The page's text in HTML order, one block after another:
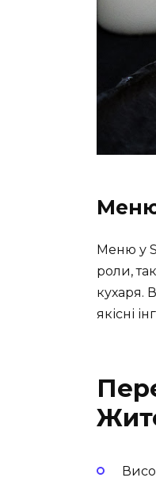
Меню у
роли,
кухаря.
якісні